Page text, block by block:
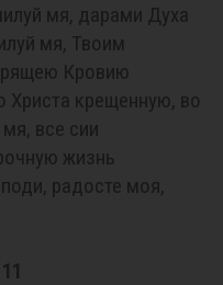
мя, дарами Духа
мя, Твоим
Кровию
крещенную, во
все сии
жизнь
радосте моя,